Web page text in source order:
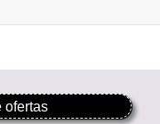
ofertas